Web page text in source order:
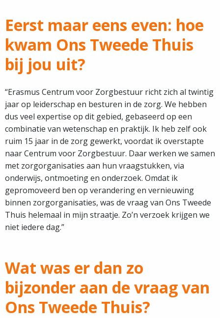
Eerst maar eens even: hoe
kwam Ons Tweede Thuis
bij jou uit?
“Erasmus Centrum voor Zorgbestuur richt zich al twintig
jaar op leiderschap en besturen in de zorg. We hebben
dus veel expertise op dit gebied, gebaseerd op een
combinatie van wetenschap en praktijk. Ik heb zelf ook
ruim 15 jaar in de zorg gewerkt, voordat ik overstapte
naar Centrum voor Zorgbestuur. Daar werken we samen
met zorgorganisaties aan hun vraagstukken, via
onderwijs, ontmoeting en onderzoek. Omdat ik
gepromoveerd ben op verandering en vernieuwing
binnen zorgorganisaties, was de vraag van Ons Tweede
Thuis helemaal in mijn straatje. Zo’n verzoek krijgen we
niet iedere dag.”
Wat was er dan zo
bijzonder aan de vraag van
Ons Tweede Thuis?